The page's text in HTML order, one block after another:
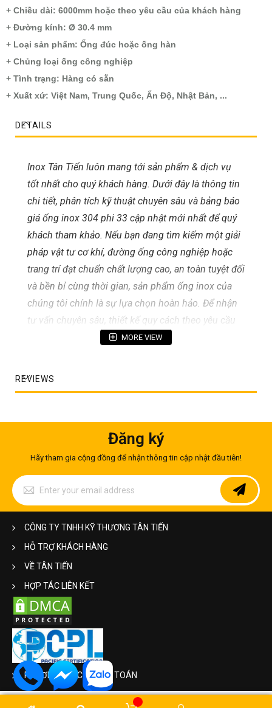
+ Chiều dài: 6000mm hoặc theo yêu cầu của khách hàng
+ Đường kính: Ø 30.4 mm
+ Loại sản phẩm: Ống đúc hoặc ống hàn
+ Chủng loại ống công nghiệp
+ Tình trạng: Hàng có sẵn
+ Xuất xứ: Việt Nam, Trung Quốc, Ấn Độ, Nhật Bản, ...
DETAILS
Inox Tân Tiến luôn mang tới sản phẩm & dịch vụ
tốt nhất cho quý khách hàng. Dưới đây là thông tin
chi tiết, phân tích kỹ thuật chuyên sâu và bảng báo
giá ống inox 304 phi 33 cập nhật mới nhất để quý
khách tham khảo. Nếu bạn đang tìm kiếm một giải
pháp vật tư cơ khí, đường ống công nghiệp hoặc
trang trí đạt chuẩn chất lượng cao, an toàn tuyệt đối
và bền bỉ cùng thời gian, sản phẩm ống inox của
chúng tôi chính là sự lựa chọn hoàn hảo. Để nhận
tư vấn chuyên sâu, thiết kế quy cách theo yêu cầu
và báo giá ưu đãi tốt nhất cho dự án, quý khách
thuật của chúng tôi luôn sẵn sàng đồng hành cùng
Mục lục bài viết
Thông số kỹ thuật chi tiết, tiêu chuẩn quốc tế
inox 304
Phân loại và ứng dụng thực tế của ống inox
304 phi 33 trong công nghiệp, đời sống
Cập nhật bảng giá ống inox 304 phi 33 và các
sản phẩm inox công nghiệp mới nhất
Tiêu chuẩn chất lượng, chính sách gia công và
lý do nên chọn mua ống inox tại Inox Tân Tiến
Thông tin liên hệ tư vấn kỹ thuật & báo giá chi
tiết
MORE VIEW
REVIEWS
Đăng ký
Hãy tham gia cộng đồng để nhận thông tin cập nhật đầu tiên!
Sign
Up
for
Our
Newsletter:
CÔNG TY TNHH KỸ THƯƠNG TÂN TIẾN
HỖ TRỢ KHÁCH HÀNG
VỀ TÂN TIẾN
HỢP TÁC LIÊN KẾT
PHƯƠNG THỨC THANH TOÁN